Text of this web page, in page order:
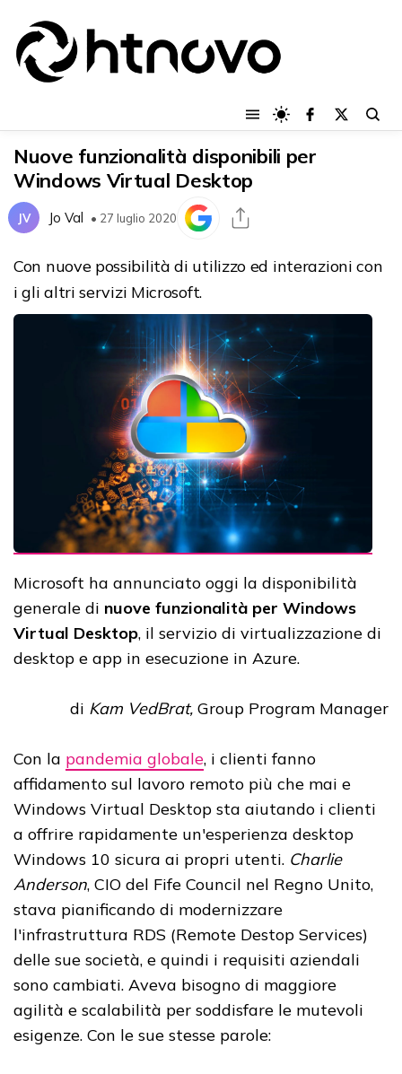
Nuove funzionalità disponibili per
Windows Virtual Desktop
JV Jo Val • 27 luglio 2020
Con nuove possibilità di utilizzo ed interazioni con
i gli altri servizi Microsoft.
Microsoft ha annunciato oggi la disponibilità
generale di nuove funzionalità per Windows
Virtual Desktop, il servizio di virtualizzazione di
desktop e app in esecuzione in Azure.
di Kam VedBrat, Group Program Manager
Con la pandemia globale, i clienti fanno
affidamento sul lavoro remoto più che mai e
Windows Virtual Desktop sta aiutando i clienti
a offrire rapidamente un'esperienza desktop
Windows 10 sicura ai propri utenti. Charlie
Anderson, CIO del Fife Council nel Regno Unito,
stava pianificando di modernizzare
l'infrastruttura RDS (Remote Destop Services)
delle sue società, e quindi i requisiti aziendali
sono cambiati. Aveva bisogno di maggiore
agilità e scalabilità per soddisfare le mutevoli
esigenze. Con le sue stesse parole: